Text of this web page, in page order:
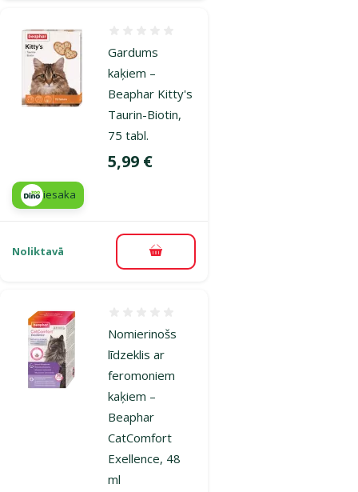
Gardums
kaķiem –
Beaphar Kitty's
Taurin-Biotin,
75 tabl.
Cena
5,99 €
iesaka
Noliktavā Pievienot grozam
Nomierinošs
līdzeklis ar
feromoniem
kaķiem –
Beaphar
CatComfort
Exellence, 48
ml